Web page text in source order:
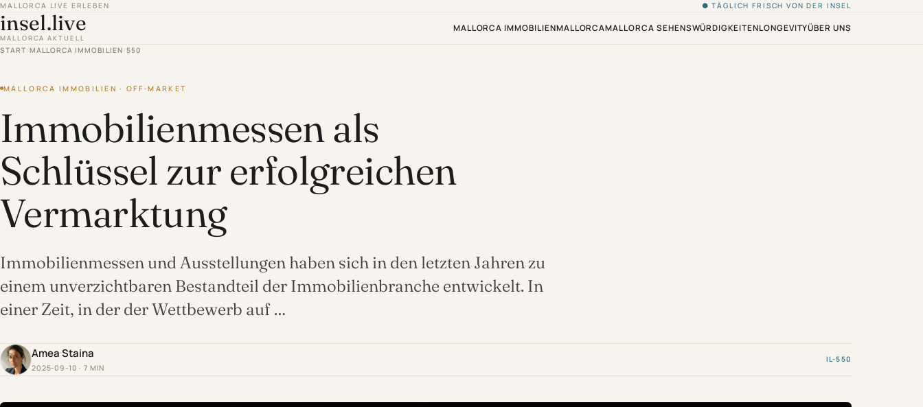
MALLORCA LIVE ERLEBEN ● TÄGLICH FRISCH VON DER INSEL
insel.live
MALLORCA AKTUELL
MALLORCA IMMOBILIENMALLORCAMALLORCA SEHENSWÜRDIGKEITENLONGEVITYÜBER UNS
START /MALLORCA IMMOBILIEN 550
MALLORCA IMMOBILIEN · OFF-MARKET
Immobilienmessen als
Schlüssel zur erfolgreichen
Vermarktung
Immobilienmessen und Ausstellungen haben sich in den letzten Jahren zu
einem unverzichtbaren Bestandteil der Immobilienbranche entwickelt. In
einer Zeit, in der der Wettbewerb auf …
Amea Staina
2025-09-10 · 7 MIN
IL-550